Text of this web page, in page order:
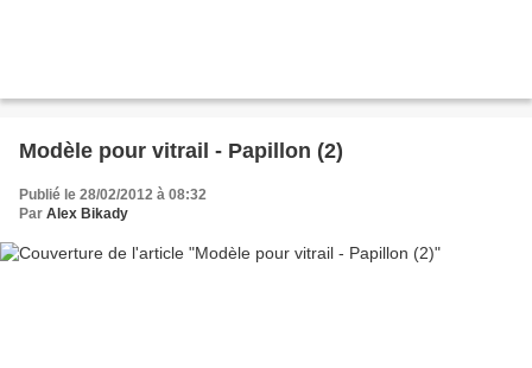
Modèle pour vitrail - Papillon (2)
Publié le 28/02/2012 à 08:32
Par Alex Bikady